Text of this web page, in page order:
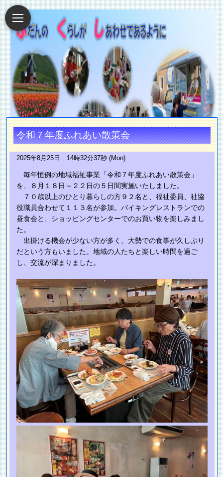
令和７年度ふれあい散策会
2025年8月25日 14時32分37秒 (Mon)
毎年恒例の地域福祉事業「令和７年度ふれあい散策会」
を、８月１８日～２２日の５日間実施いたしました。
７０歳以上のひとり暮らしの方９２名と、福祉委員、社協
役職員合わせて１１３名が参加。バイキングレストランでの
昼食会と、ショッピングセンターでのお買い物を楽しみまし
た。
出掛ける機会が少ない方が多く、大勢での食事が久しぶり
だという方もいました。地域の人たちと楽しい時間を過ご
し、交流が深まりました。